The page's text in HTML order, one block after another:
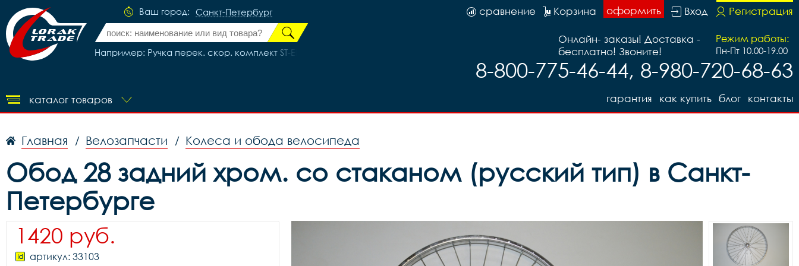
Ваш город: Санкт-Петербург
Например: Ручка перек. скор. комплект ST-EF51 (3L+7R) АНАЛОГ., код 699
Регистрация
Вход
оформить
Корзина
сравнение
Режим работы:
Пн-Пт 10.00-19.00
Онлайн- заказы! Доставка -
бесплатно! Звоните!
8-800-775-46-44, 8-980-720-68-63
каталог товаров контакты
блог
как купить
гарантия
Главная / Велозапчасти / Колеса и обода велосипеда
Обод 28 задний хром. со стаканом (русский тип) в Санкт-
Петербурге
1420 руб.
артикул: 33103